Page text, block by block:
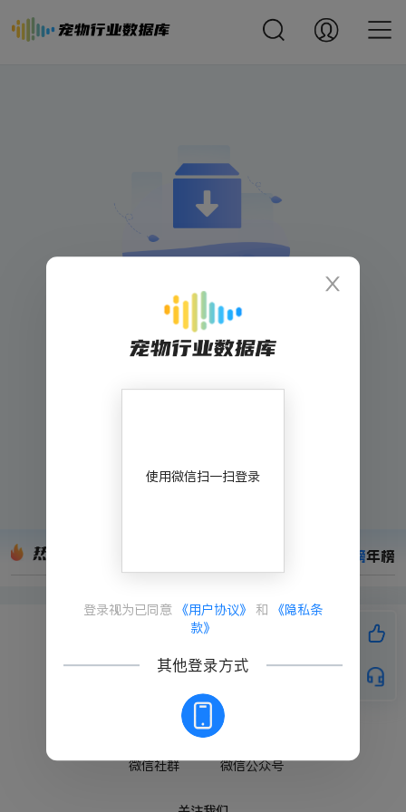
信息已下架
热门推荐 月榜年榜
扫码关注
微信社群 微信公众号
使用微信扫一扫登录
登录视为已同意 《用户协议》 和
《隐私条
款》
其他登录方式